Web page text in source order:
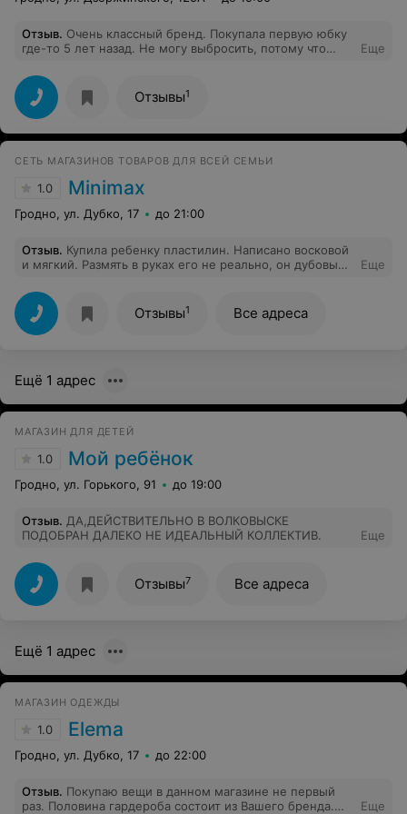
Отзыв. Очень классный бренд. Покупала первую юбку
где-то 5 лет назад. Не могу выбросить, потому что
блузки. Все классно носится. Мой самый любимый
магазин. Сейчас купила жакетик. Все вещи между
собой сочитаются. Круто.
Еще
Отзывы1
СЕТЬ МАГАЗИНОВ ТОВАРОВ ДЛЯ ВСЕЙ СЕМЬИ
1.0 Minimax
Гродно, ул. Дубко, 17 до 21:00
Отзыв. Купила ребенку пластилин. Написано восковой
и мягкий. Размять в руках его не реально, он дубовый.
Вроде мелочь, но не приятно, что продают мусор. Не
рекомендую и сама туда не ногой.
Еще
Отзывы1 Все адреса
Ещё 1 адрес
МАГАЗИН ДЛЯ ДЕТЕЙ
1.0 Мой ребёнок
Гродно, ул. Горького, 91 до 19:00
Отзыв. ДА,ДЕЙСТВИТЕЛЬНО В ВОЛКОВЫСКЕ
ПОДОБРАН ДАЛЕКО НЕ ИДЕАЛЬНЫЙ КОЛЛЕКТИВ.
Еще
Отзывы7 Все адреса
Ещё 1 адрес
МАГАЗИН ОДЕЖДЫ
1.0 Elema
Гродно, ул. Дубко, 17 до 22:00
Отзыв. Покупаю вещи в данном магазине не первый
раз. Половина гардероба состоит из Вашего бренда.
Еще